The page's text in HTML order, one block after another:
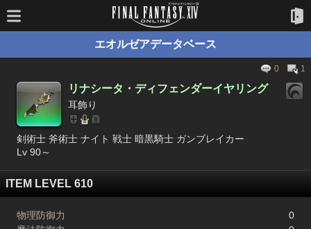
エオルゼアデータベース
0 1
リナシータ・ディフェンダーイヤリング
耳飾り
剣術士 斧術士 ナイト 戦士 暗黒騎士 ガンブレイカー
Lv 90～
ITEM LEVEL 610
物理防御力
0